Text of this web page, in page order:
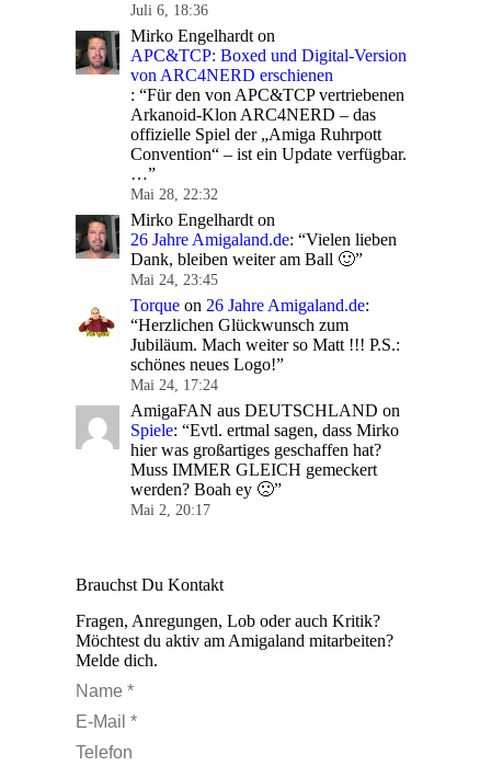
Juli 6, 18:36
Mirko Engelhardt on
APC&TCP: Boxed und Digital-Version
von ARC4NERD erschienen
: “Für den von APC&TCP vertriebenen
Arkanoid-Klon ARC4NERD – das
offizielle Spiel der „Amiga Ruhrpott
Convention“ – ist ein Update verfügbar.
…”
Mai 28, 22:32
Mirko Engelhardt on
26 Jahre Amigaland.de: “Vielen lieben
Dank, bleiben weiter am Ball 🙂”
Mai 24, 23:45
Torque on 26 Jahre Amigaland.de:
“Herzlichen Glückwunsch zum
Jubiläum. Mach weiter so Matt !!! P.S.:
schönes neues Logo!”
Mai 24, 17:24
AmigaFAN aus DEUTSCHLAND on
Spiele: “Evtl. ertmal sagen, dass Mirko
hier was großartiges geschaffen hat?
Muss IMMER GLEICH gemeckert
werden? Boah ey 🙁”
Mai 2, 20:17
Brauchst Du Kontakt
Fragen, Anregungen, Lob oder auch Kritik?
Möchtest du aktiv am Amigaland mitarbeiten?
Melde dich.
Name *
E-Mail *
Telefon